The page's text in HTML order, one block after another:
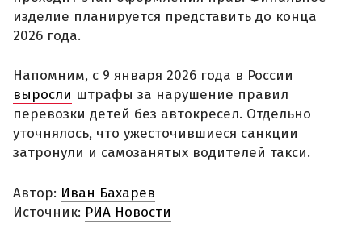
изделие планируется представить до конца
2026 года.
Напомним, с 9 января 2026 года в России
выросли штрафы за нарушение правил
перевозки детей без автокресел. Отдельно
уточнялось, что ужесточившиеся санкции
затронули и самозанятых водителей такси.
Автор: Иван Бахарев
Источник: РИА Новости